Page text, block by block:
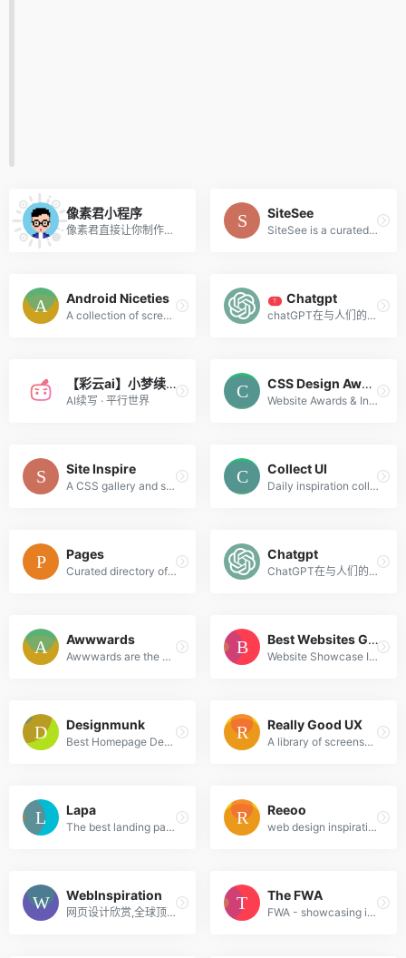
像素君小程序
像素君直接让你制作属于你自己的像素头像，简单操作，独特风格。
SiteSee
SiteSee is a curated gallery of beautiful, modern websites collections.
Android Niceties
A collection of screenshots encompassing some of the most beautiful looking Android apps.
T Chatgpt
chatGPT在与人们的对话中可以理解较为复杂的语句内容，比如有多层语法嵌套的句子。同时，ChatGPT拥有一定联系上下文理解语境的能力，可以针对一个问题不断深入交流。
【彩云ai】小梦续写
AI续写 · 平行世界
CSS Design Awards
Website Awards & Inspiration - CSS Gallery
Site Inspire
A CSS gallery and showcase of the best web design inspiration.
Collect UI
Daily inspiration collected from daily ui archive and beyond.
Pages
Curated directory of the best Pages
Chatgpt
ChatGPT在与人们的对话中可以理解较为复杂的语句内容，比如有多层语法嵌套的句子。同时，ChatGPT拥有一定联系上下文理解语境的能力，可以针对一个问题不断深入交流。
Awwwards
Awwwards are the Website Awards that recognize and promote the talent and effort of the best developers, designers and web agencies in the world.
Best Websites Gallery
Website Showcase Inspiration | Best Websites Gallery
Designmunk
Best Homepage Design Inspiration
Really Good UX
A library of screenshots and examples of really good UX. Brought to you by
Lapa
The best landing page design inspiration from around the web.
Reeoo
web design inspiration and website gallery
WebInspiration
网页设计欣赏,全球顶级网页设计
The FWA
FWA - showcasing innovation every day since 2000